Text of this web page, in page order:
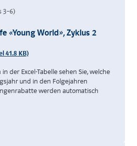
3–6)
«Young World», Zyklus 2
41.8 KB)
der Excel-Tabelle sehen Sie, welche
und in den Folgejahren
werden automatisch